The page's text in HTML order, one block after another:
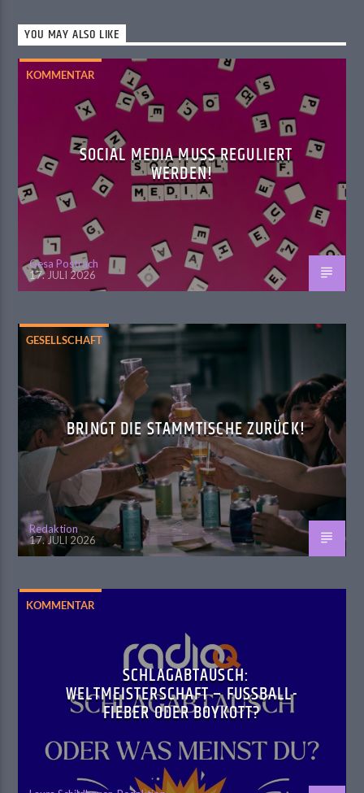
YOU MAY ALSO LIKE
KOMMENTAR
SOCIAL MEDIA MUSS REGULIERT
WERDEN!
Gesa Postrach
17. JULI 2026
GESELLSCHAFT
BRINGT DIE STAMMTISCHE ZURÜCK!
Redaktion
17. JULI 2026
KOMMENTAR
SCHLAGABTAUSCH:
WELTMEISTERSCHAFT – FUSSBALL-F
IEBER ODER BOYKOTT?